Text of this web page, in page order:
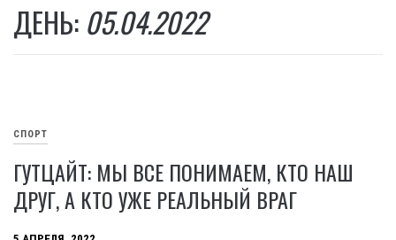
ДЕНЬ: 05.04.2022
СПОРТ
ГУТЦАЙТ: МЫ ВСЕ ПОНИМАЕМ, КТО НАШ
ДРУГ, А КТО УЖЕ РЕАЛЬНЫЙ ВРАГ